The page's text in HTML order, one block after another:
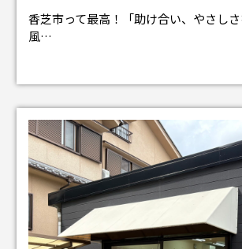
香芝市って最高！「助け合い、やさし
風…